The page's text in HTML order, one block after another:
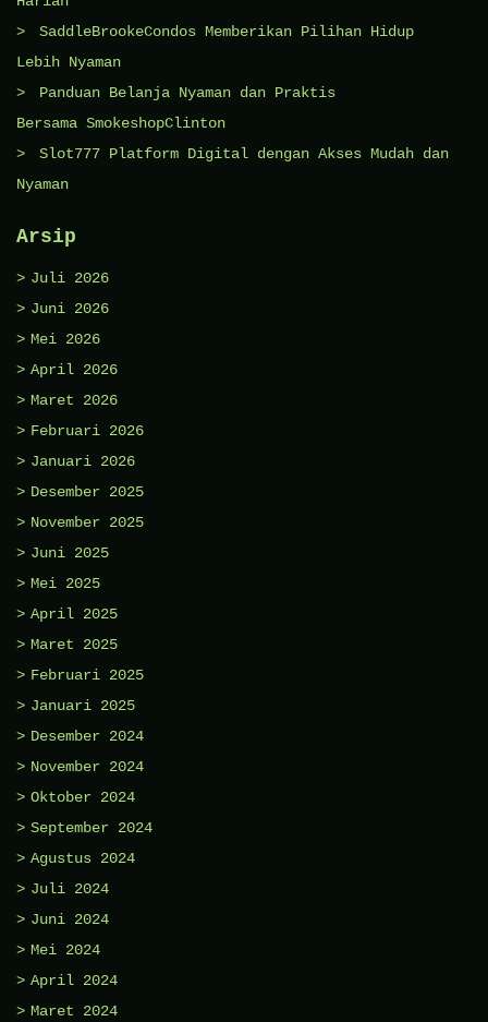
SaddleBrookeCondos Memberikan Pilihan Hidup
Lebih Nyaman
Panduan Belanja Nyaman dan Praktis
Bersama SmokeshopClinton
Slot777 Platform Digital dengan Akses Mudah dan
Nyaman
Arsip
Juli 2026
Juni 2026
Mei 2026
April 2026
Maret 2026
Februari 2026
Januari 2026
Desember 2025
November 2025
Juni 2025
Mei 2025
April 2025
Maret 2025
Februari 2025
Januari 2025
Desember 2024
November 2024
Oktober 2024
September 2024
Agustus 2024
Juli 2024
Juni 2024
Mei 2024
April 2024
Maret 2024